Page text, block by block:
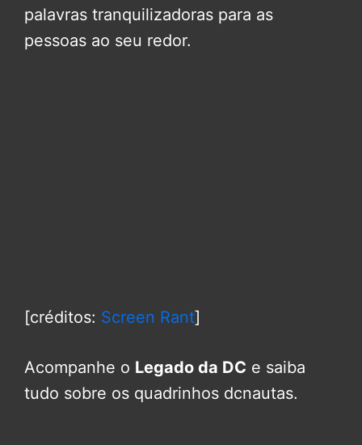
palavras tranquilizadoras para as
pessoas ao seu redor.
[créditos: Screen Rant]
Acompanhe o Legado da DC e saiba
tudo sobre os quadrinhos dcnautas.